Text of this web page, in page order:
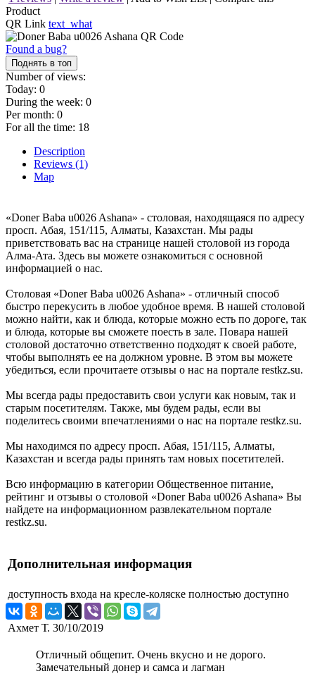
Product
QR Link text_what
Found a bug?
Поднять в топ
Number of views:
Today: 0
During the week: 0
Per month: 0
For all the time: 18
Description
Reviews (1)
Map
«Doner Baba u0026 Ashana» - столовая, находящаяся по адресу
просп. Абая, 151/115, Алматы, Казахстан. Мы рады
приветствовать вас на странице нашей столовой из города
Алма-Ата. Здесь вы можете ознакомиться с основной
информацией о нас.
Столовая «Doner Baba u0026 Ashana» - отличный способ
быстро перекусить в любое удобное время. В нашей столовой
можно найти, как и блюда, которые можно есть по дороге, так
и блюда, которые вы сможете поесть в зале. Повара нашей
столовой достаточно ответственно подходят к своей работе,
чтобы выполнять ее на должном уровне. В этом вы можете
убедиться, если прочитаете отзывы о нас на портале restkz.su.
Мы всегда рады предоставить свои услуги как новым, так и
старым посетителям. Также, мы будем рады, если вы
поделитесь своими впечатлениями о нас на портале restkz.su.
Мы находимся по адресу просп. Абая, 151/115, Алматы,
Казахстан и всегда рады принять там новых посетителей.
Всю информацию в категории Общественное питание,
рейтинг и отзывы о столовой «Doner Baba u0026 Ashana» Вы
найдете на информационном развлекательном портале
restkz.su.
Дополнительная информация
доступность входа на кресле-коляске полностью доступно
Ахмет Т. 30/10/2019
Отличный общепит. Очень вкусно и не дорого.
Замечательный донер и самса и лагман